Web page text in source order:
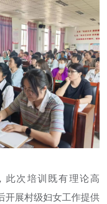
此次培训既有理论高
开展村级妇女工作提供